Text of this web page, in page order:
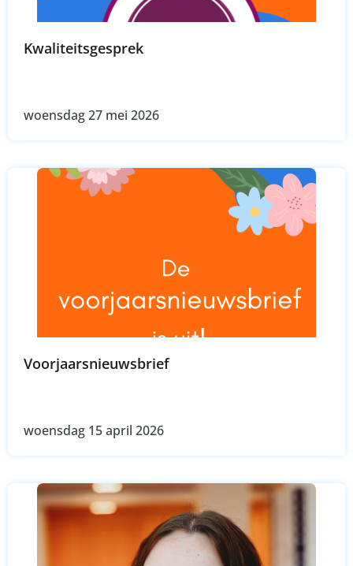
Kwaliteitsgesprek
woensdag 27 mei 2026
Voorjaarsnieuwsbrief
woensdag 15 april 2026